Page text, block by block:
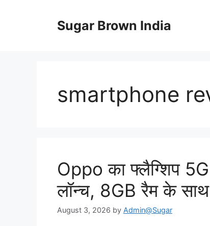
Sugar Brown India
smartphone
Oppo का फ्लैग्शिप
लॉन्च, 8GB रैम के साथ
August 3, 2026 by Admin@Sugar